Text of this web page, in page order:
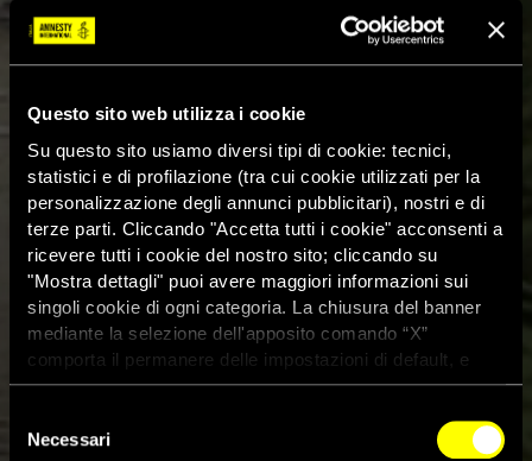
Questo sito web utilizza i cookie
Su questo sito usiamo diversi tipi di cookie: tecnici,
statistici e di profilazione (tra cui cookie utilizzati per la
personalizzazione degli annunci pubblicitari), nostri e di
terze parti. Cliccando "Accetta tutti i cookie" acconsenti a
ricevere tutti i cookie del nostro sito; cliccando su
"Mostra dettagli" puoi avere maggiori informazioni sui
singoli cookie di ogni categoria. La chiusura del banner
mediante la selezione dell'apposito comando “X”
comporta il permanere delle impostazioni di default, e
dunque la continuazione della navigazione con i cookie
dei cookie attivi sul sito clicca
delNecessari